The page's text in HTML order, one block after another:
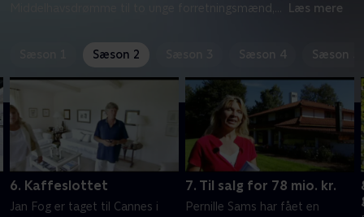
Middelhavsdrømme til to unge forretningsmænd,
Læs mere
Sæson 2 Sæson 4 Sæson 5
6. Kaffeslottet
Jan Fog er taget til Cannes i
7. Til salg for 78 mio. kr.
Pernille Sams har fået en